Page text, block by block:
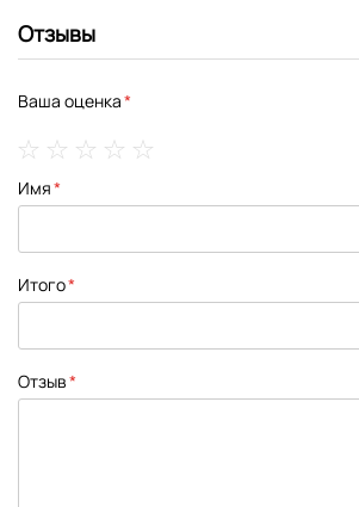
Отзывы
Ваша оценка
star
stars
stars
stars
stars
Имя
Итого
Отзыв